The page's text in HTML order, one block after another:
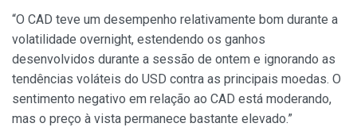
“O CAD teve um desempenho relativamente bom durante a
volatilidade overnight, estendendo os ganhos
desenvolvidos durante a sessão de ontem e ignorando as
tendências voláteis do USD contra as principais moedas. O
sentimento negativo em relação ao CAD está moderando,
mas o preço à vista permanece bastante elevado.”